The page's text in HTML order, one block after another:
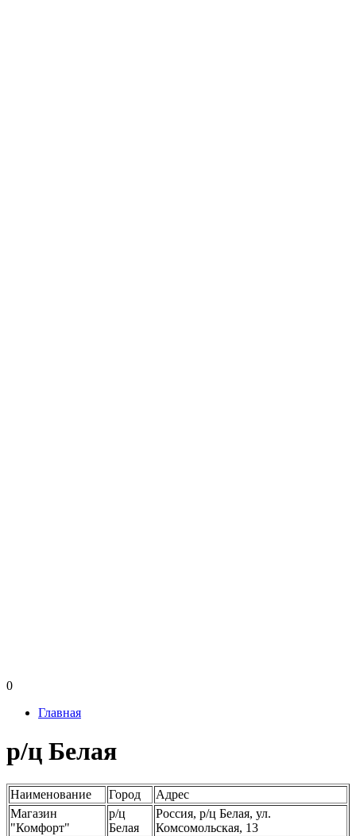
0
Главная
р/ц Белая
Наименование Город
Адрес
Магазин
"Комфорт"
р/ц
Белая
Россия, р/ц Белая, ул.
Комсомольская, 13